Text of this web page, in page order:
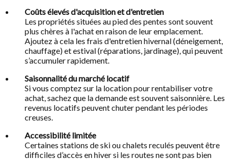
Coûts élevés d'acquisition et d'entretien
Les propriétés situées au pied des pentes sont souvent
plus chères à l'achat en raison de leur emplacement.
Ajoutez à cela les frais d'entretien hivernal (déneigement,
chauffage) et estival (réparations, jardinage), qui peuvent
s’accumuler rapidement.
Saisonnalité du marché locatif
Si vous comptez sur la location pour rentabiliser votre
achat, sachez que la demande est souvent saisonnière. Les
revenus locatifs peuvent chuter pendant les périodes
creuses.
Accessibilité limitée
Certaines stations de ski ou chalets reculés peuvent être
difficiles d’accès en hiver si les routes ne sont pas bien